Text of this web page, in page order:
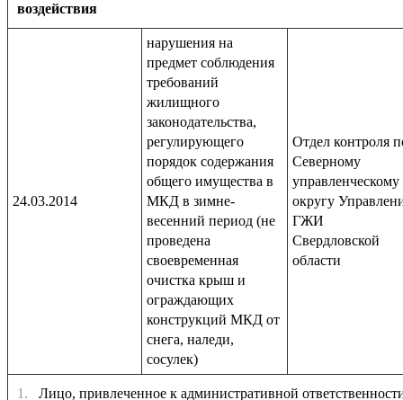
воздействия
24.03.2014
нарушения на
предмет соблюдения
требований
жилищного
законодательства,
регулирующего
порядок содержания
общего имущества в
МКД в зимне-
весенний период (не
проведена
своевременная
очистка крыш и
ограждающих
конструкций МКД от
снега, наледи,
сосулек)
Отдел контроля
Северному
управленческому
округу
ГЖИ
Свердловской
области
1.
Лицо, привлеченное к административной